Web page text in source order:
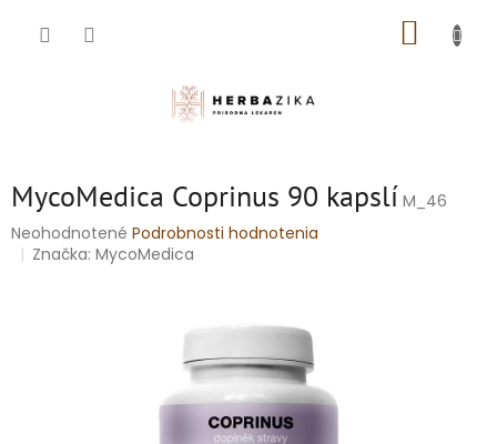
MycoMedica Coprinus 90 kapslí M_46
Priemerné
hodnotenie
Neohodnotené Podrobnosti hodnotenia
Značka:MycoMedica